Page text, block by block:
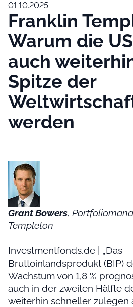
01.10.2025
Franklin
Warum die
auch
Spitze der
werden
Grant Bowers,
Templeton
Investmentfonds.de | „Das
Bruttoinlandsprodukt (BIP)
Wachstum von 1,8 %
auch in der zweiten Hälfte
weiterhin schneller zulegen